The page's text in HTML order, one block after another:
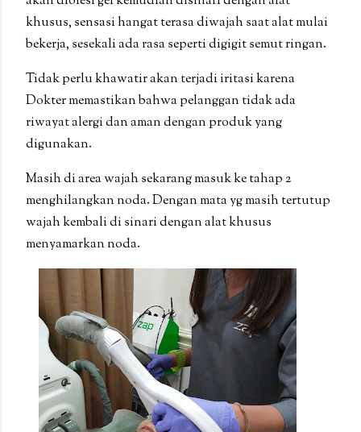
khusus, sensasi hangat terasa diwajah saat alat mulai
bekerja, sesekali ada rasa seperti digigit semut ringan.
Tidak perlu khawatir akan terjadi iritasi karena
Dokter memastikan bahwa pelanggan tidak ada
riwayat alergi dan aman dengan produk yang
digunakan.
Masih di area wajah sekarang masuk ke tahap 2
menghilangkan noda. Dengan mata yg masih tertutup
wajah kembali di sinari dengan alat khusus
menyamarkan noda.